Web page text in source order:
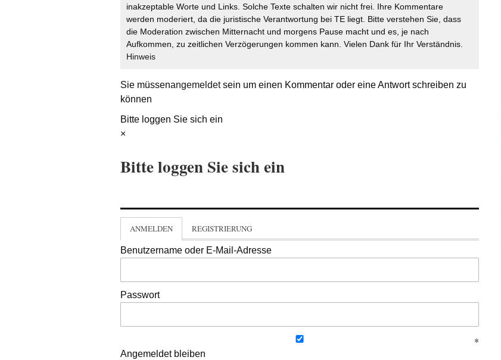
inakzeptable Worte und Links. Solche Texte schalten wir nicht frei. Ihre Kommentare
werden moderiert, da die juristische Verantwortung bei TE liegt. Bitte verstehen Sie, dass
die Moderation zwischen Mitternacht und morgens Pause macht und es, je nach
Aufkommen, zu zeitlichen Verzögerungen kommen kann. Vielen Dank für Ihr Verständnis.
Hinweis
Sie müssenangemeldetsein um einen Kommentar oder eine Antwort schreiben zu
können
Bitte loggen Sie sich ein
×
Bitte loggen Sie sich ein
ANMELDEN REGISTRIERUNG
Benutzername oder E-Mail-Adresse
Passwort
Angemeldet bleiben